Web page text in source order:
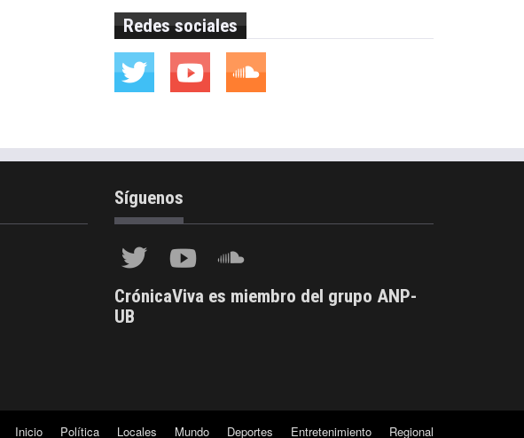
Redes sociales
Síguenos
CrónicaViva es miembro del grupo ANP-
UB
Inicio Política Locales Mundo Deportes Entretenimiento Regional